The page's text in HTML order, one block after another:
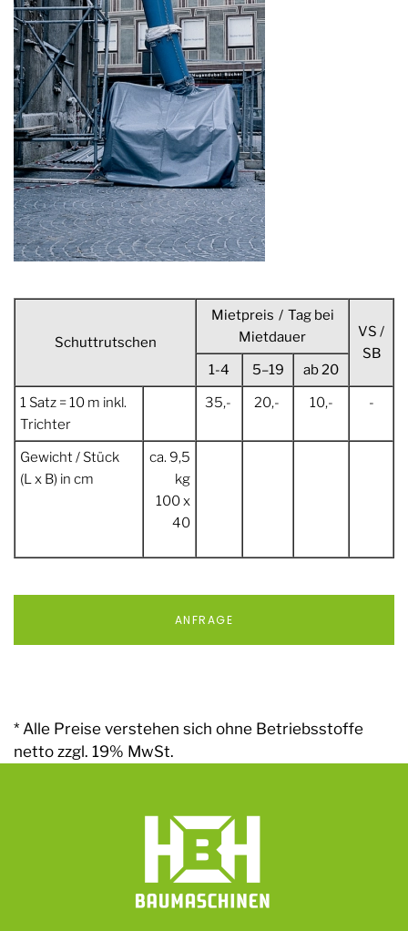
Schuttrutschen
Mietpreis / Tag bei
Mietdauer
VS /
SB
1-4
5–19
ab 20
1 Satz = 10 m inkl.
Trichter
35,- 20,- 10,- -
Gewicht / Stück
(L x B) in cm
ca. 9,5
kg
100 x
40
ANFRAGE
* Alle Preise verstehen sich ohne Betriebsstoffe
netto zzgl. 19% MwSt.